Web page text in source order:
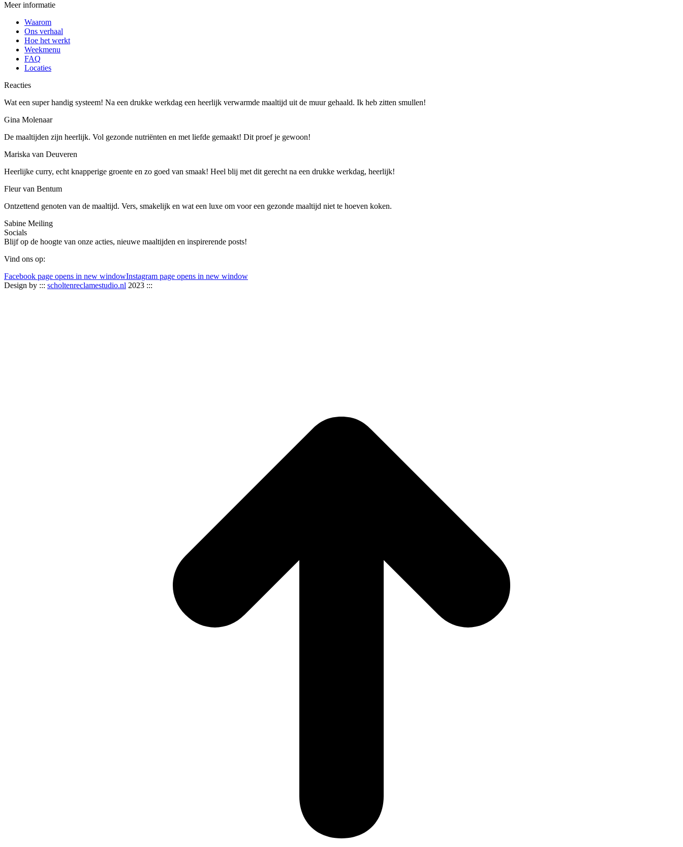
Meer informatie
Waarom
Ons verhaal
Hoe het werkt
Weekmenu
FAQ
Locaties
Reacties
Wat een super handig systeem! Na een drukke werkdag een heerlijk verwarmde maaltijd uit de muur gehaald. Ik heb zitten smullen!
Gina Molenaar
De maaltijden zijn heerlijk. Vol gezonde nutriënten en met liefde gemaakt! Dit proef je gewoon!
Mariska van Deuveren
Heerlijke curry, echt knapperige groente en zo goed van smaak! Heel blij met dit gerecht na een drukke werkdag, heerlijk!
Fleur van Bentum
Ontzettend genoten van de maaltijd. Vers, smakelijk en wat een luxe om voor een gezonde maaltijd niet te hoeven koken.
Sabine Meiling
Socials
Blijf op de hoogte van onze acties, nieuwe maaltijden en inspirerende posts!
Vind ons op:
Facebook page opens in new windowInstagram page opens in new window
Design by ::: scholtenreclamestudio.nl 2023 :::